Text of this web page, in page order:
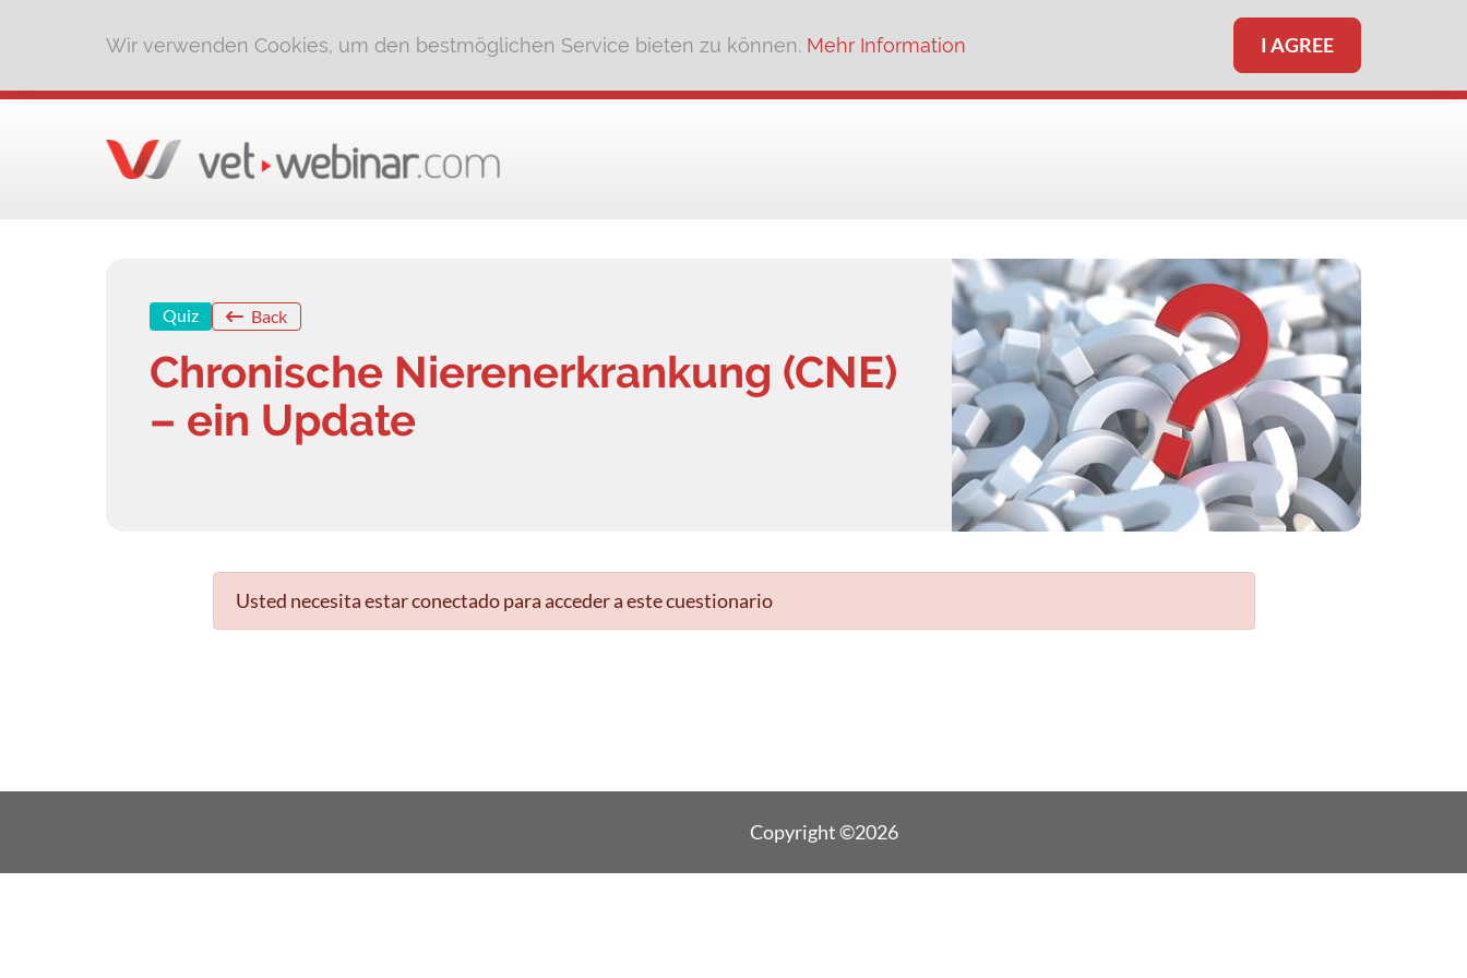
Wir verwenden Cookies, um den bestmöglichen Service bieten zu können. Mehr Information I AGREE
Quiz Back
Chronische Nierenerkrankung (CNE)
– ein Update
Usted necesita estar conectado para acceder a este cuestionario
Copyright ©2026